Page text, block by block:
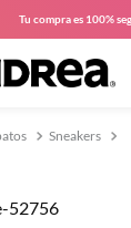
Tu compra es 100%
Sneakers